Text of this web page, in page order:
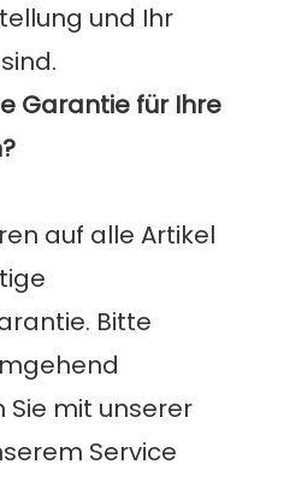
und Ihr
Garantie für Ihre
auf alle Artikel
Bitte
Sie mit unserer
Service